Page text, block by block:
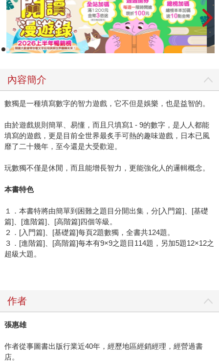
內容簡介
數獨是一種填寫數字的智力遊戲，它不但是娛樂，也是益智的。
由於遊戲規則簡單、易懂，而且只填寫1 - 9的數字，是人人都能
填寫的遊戲，更是目前全世界最炙手可熱的趣味遊戲，日本已風
靡了二十幾年，至今還是大受歡迎。
玩數獨不僅是休閒，而且能增長智力，更能強化人的邏輯概念。
本書特色
１．本書特將由簡單到困難之題目分開出集，分[入門篇]、[基礎
篇]、[進階篇]、[高階篇]四個等級。
２．[入門篇]、[基礎篇]每頁2題數獨，全書共124題。
３．[進階篇]、[高階篇]每本有9×9之題目114題，另加5題12×12之
超級大題。
作者
張惠雄
作者從事圖書出版行業近40年，經歷地區經銷經理，經營過書
店。